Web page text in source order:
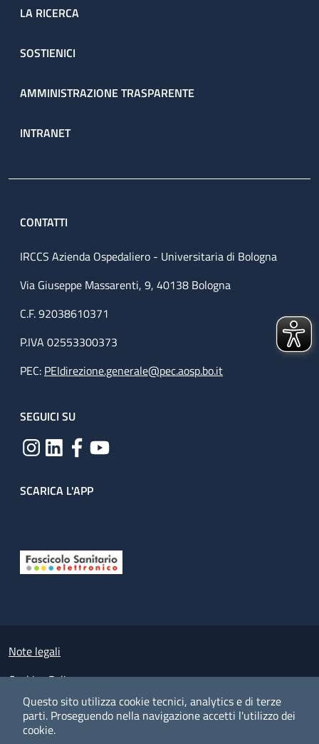
Questo sito utilizza cookie tecnici, analytics e di terze
parti. Proseguendo nella navigazione accetti l'utilizzo dei
cookie.
LA RICERCA
SOSTIENICI
AMMINISTRAZIONE TRASPARENTE
INTRANET
CONTATTI
IRCCS Azienda Ospedaliero - Universitaria di Bologna
Via Giuseppe Massarenti, 9, 40138 Bologna
C.F. 92038610371
P.IVA 02553300373
PEC: PEIdirezione.generale@pec.aosp.bo.it
SEGUICI SU
SCARICA L'APP
Small prints
Note legali
Cookies Policy
Policy privacy e protezione del dato personale
Albo pretorio on-line